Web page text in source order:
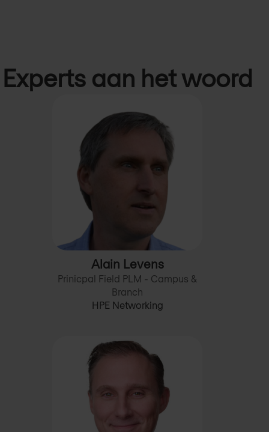
Experts aan het woord
Alain Levens
Prinicpal Field PLM - Campus &
Branch
HPE Networking